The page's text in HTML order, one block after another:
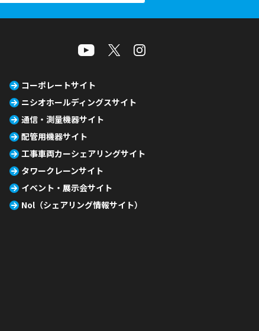
コーポレートサイト
ニシオホールディングスサイト
通信・測量機器サイト
配管用機器サイト
工事車両カーシェアリングサイト
タワークレーンサイト
イベント・展示会サイト
Nol（シェアリング情報サイト）